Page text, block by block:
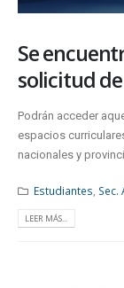
Se
solicitud
Podrán acceder
espacios
nacionales y
Estudiantes Sec.
LEER MÁS...